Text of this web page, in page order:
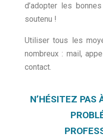
d’adopter les
soutenu !
Utiliser tous les
nombreux : mail,
contact.
N’HÉSITEZ PAS